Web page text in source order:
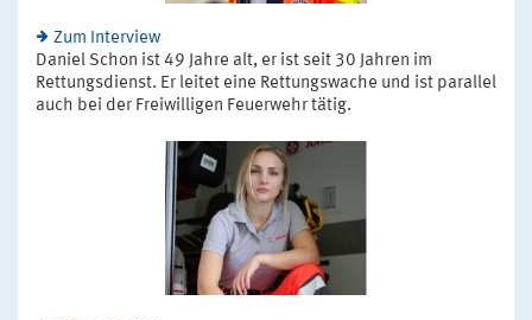
Zum Interview
Daniel Schon ist 49 Jahre alt, er ist seit 30 Jahren im
Rettungsdienst. Er leitet eine Rettungswache und ist parallel
auch bei der Freiwilligen Feuerwehr tätig.